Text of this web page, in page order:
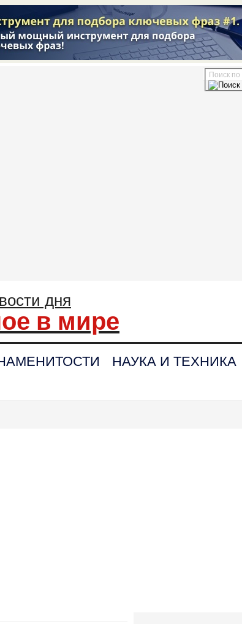
дня
в мире
НАУКА И ТЕХНИКА